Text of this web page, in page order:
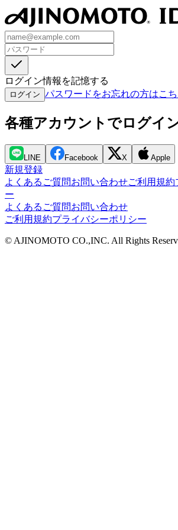
ログイン情報を記憶する
ログイン パスワードをお忘れの方はこち
各種アカウントでログイ
LINE Facebook X Apple
新規登録
よくあるご質問お問い合わせご利用規約
ー
よくあるご質問お問い合わせ
ご利用規約プライバシーポリシー
© AJINOMOTO CO.,INC. All Rights